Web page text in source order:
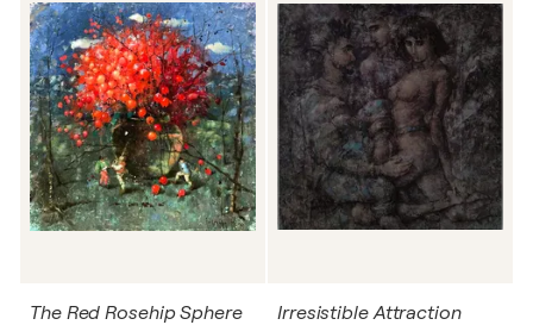
The Red Rosehip Sphere Irresistible Attraction